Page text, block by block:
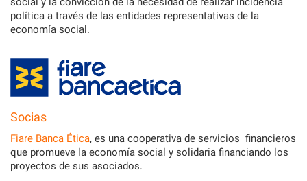
política a través de las entidades representativas de la
economía social.
Socias
Fiare Banca Ética, es una cooperativa de servicios financieros
que promueve la economía social y solidaria financiando los
proyectos de sus asociados.